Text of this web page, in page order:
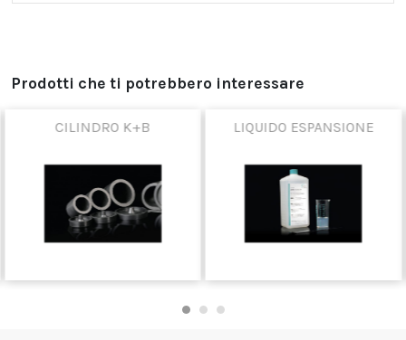
Prodotti che ti potrebbero interessare
CILINDRO K+B
LIQUIDO ESPANSIONE